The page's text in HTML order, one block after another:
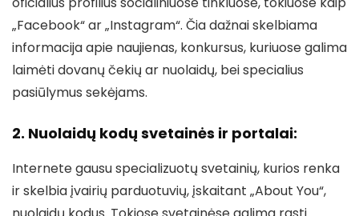
„Facebook“ ar „Instagram“. Čia dažnai skelbiama
informacija apie naujienas, konkursus, kuriuose galima
laimėti dovanų čekių ar nuolaidų, bei specialius
pasiūlymus sekėjams.
2. Nuolaidų kodų svetainės ir portalai:
Internete gausu specializuotų svetainių, kurios renka
ir skelbia įvairių parduotuvių, įskaitant „About You“,